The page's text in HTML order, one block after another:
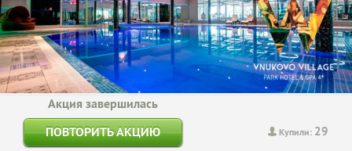
Купили: 29
Акция завершилась
ПОВТОРИТЬ АКЦИЮ